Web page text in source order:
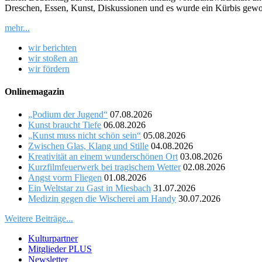
Dreschen, Essen, Kunst, Diskussionen und es wurde ein Kürbis
mehr...
wir berichten
wir stoßen an
wir fördern
Onlinemagazin
„Podium der Jugend“ 07.08.2026
Kunst braucht Tiefe 06.08.2026
„Kunst muss nicht schön sein“ 05.08.2026
Zwischen Glas, Klang und Stille 04.08.2026
Kreativität an einem wunderschönen Ort 03.08.2026
Kurzfilmfeuerwerk bei tragischem Wetter 02.08.2026
Angst vorm Fliegen 01.08.2026
Ein Weltstar zu Gast in Miesbach 31.07.2026
Medizin gegen die Wischerei am Handy 30.07.2026
Weitere Beiträge...
Kulturpartner
Mitglieder PLUS
Newsletter